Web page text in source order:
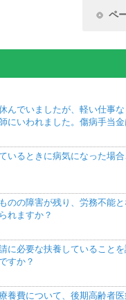
ペ
んでいましたが、軽い仕事
にいわれました。傷病手当
いるときに病気になった場
のの障害が残り、労務不能
れますか？
に必要な扶養していること
すか？
養費について、後期高齢者